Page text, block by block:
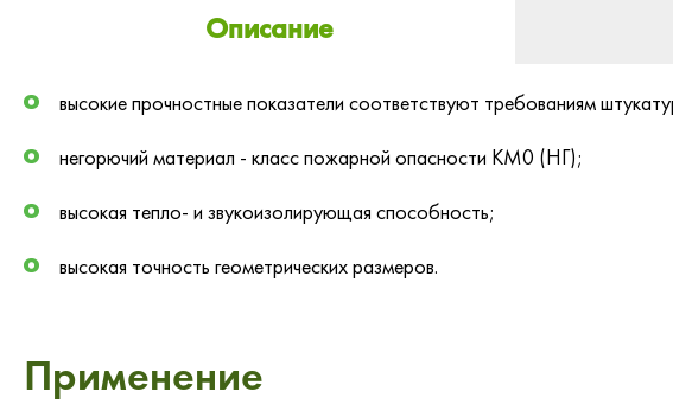
Описание
высокие прочностные показатели соответствуют требованиям
негорючий материал - класс пожарной опасности КМ0 (НГ);
высокая тепло- и звукоизолирующая способность;
высокая точность геометрических размеров.
Применение